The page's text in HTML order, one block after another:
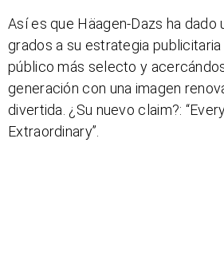
Así es que Häagen-Dazs ha dado
grados a su estrategia
público más selecto y
generación con una imagen
divertida. ¿Su nuevo claim?:
Extraordinary”.